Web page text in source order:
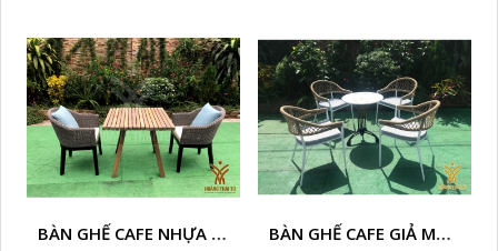
BÀN GHẾ CAFE NHỰA GIÃ MÂY HTT - L32 BÀN GHẾ CAFE GIẢ MÂY HTT - L128